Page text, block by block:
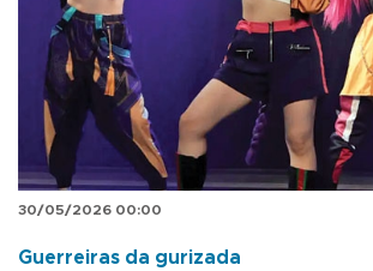
30/05/2026 00:00
Guerreiras da gurizada